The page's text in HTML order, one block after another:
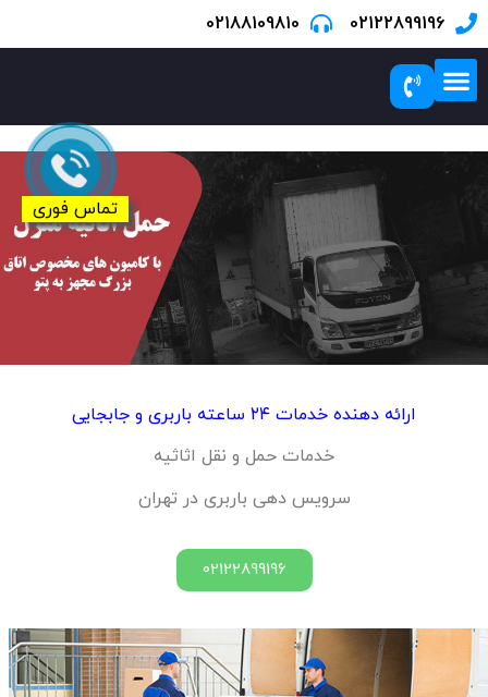
02122899196
02188109810
ارائه دهنده خدمات ۲۴ ساعته باربری و جابجایی
خدمات حمل و نقل اثاثیه
سرویس دهی باربری در تهران
02122899196
تماس فوری